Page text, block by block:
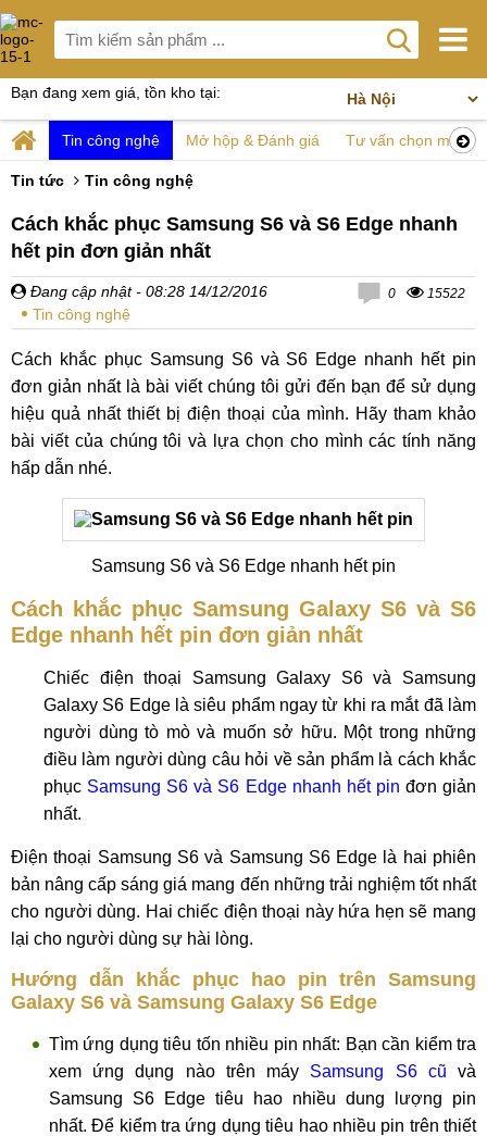
Bạn đang xem giá, tồn kho tại:
Tin công nghệ Mở hộp & Đánh giá Tư vấn chọn mua
Tin tức Tin công nghệ
Cách khắc phục Samsung S6 và S6 Edge nhanh
hết pin đơn giản nhất
Đang cập nhật - 08:28 14/12/2016
Tin công nghệ
0 15522
Cách khắc phục Samsung S6 và S6 Edge nhanh hết pin
đơn giản nhất là bài viết chúng tôi gửi đến bạn để sử dụng
hiệu quả nhất thiết bị điện thoại của mình. Hãy tham khảo
bài viết của chúng tôi và lựa chọn cho mình các tính năng
hấp dẫn nhé.
Samsung S6 và S6 Edge nhanh hết pin
Cách khắc phục Samsung Galaxy S6 và S6
Edge nhanh hết pin đơn giản nhất
Chiếc điện thoại Samsung Galaxy S6 và Samsung
Galaxy S6 Edge là siêu phẩm ngay từ khi ra mắt đã làm
người dùng tò mò và muốn sở hữu. Một trong những
điều làm người dùng câu hỏi về sản phẩm là cách khắc
phục Samsung S6 và S6 Edge nhanh hết pin đơn giản
nhất.
Điện thoại Samsung S6 và Samsung S6 Edge là hai phiên
bản nâng cấp sáng giá mang đến những trải nghiệm tốt nhất
cho người dùng. Hai chiếc điện thoại này hứa hẹn sẽ mang
lại cho người dùng sự hài lòng.
Hướng dẫn khắc phục hao pin trên Samsung
Galaxy S6 và Samsung Galaxy S6 Edge
Tìm ứng dụng tiêu tốn nhiều pin nhất: Bạn cần kiểm tra
xem ứng dụng nào trên máy Samsung S6 cũ và
Samsung S6 Edge tiêu hao nhiều dung lượng pin
nhất. Để kiểm tra ứng dụng tiêu hao nhiều pin trên thiết